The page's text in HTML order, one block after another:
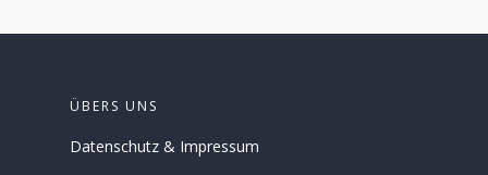
ÜBERS UNS
Datenschutz & Impressum